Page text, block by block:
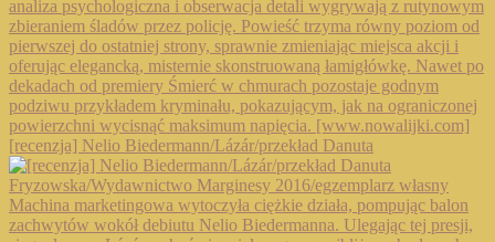
[recenzja] Nelio Biedermann/Lázár/przekład Danuta